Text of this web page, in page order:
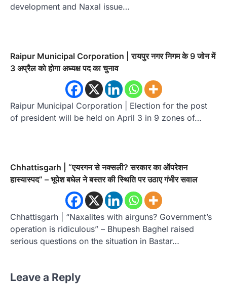
development and Naxal issue…
Raipur Municipal Corporation | रायपुर नगर निगम के 9 जोन में
3 अप्रैल को होगा अध्यक्ष पद का चुनाव
Raipur Municipal Corporation | Election for the post
of president will be held on April 3 in 9 zones of…
Chhattisgarh | “एयरगन से नक्सली? सरकार का ऑपरेशन
हास्यास्पद” – भूपेश बघेल ने बस्तर की स्थिति पर उठाए गंभीर सवाल
Chhattisgarh | “Naxalites with airguns? Government’s
operation is ridiculous” – Bhupesh Baghel raised
serious questions on the situation in Bastar…
Leave a Reply